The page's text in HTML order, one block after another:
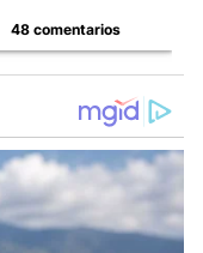
48 comentarios